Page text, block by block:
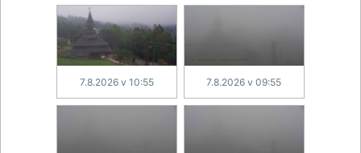
7.8.2026 v 10:55 7.8.2026 v 09:55